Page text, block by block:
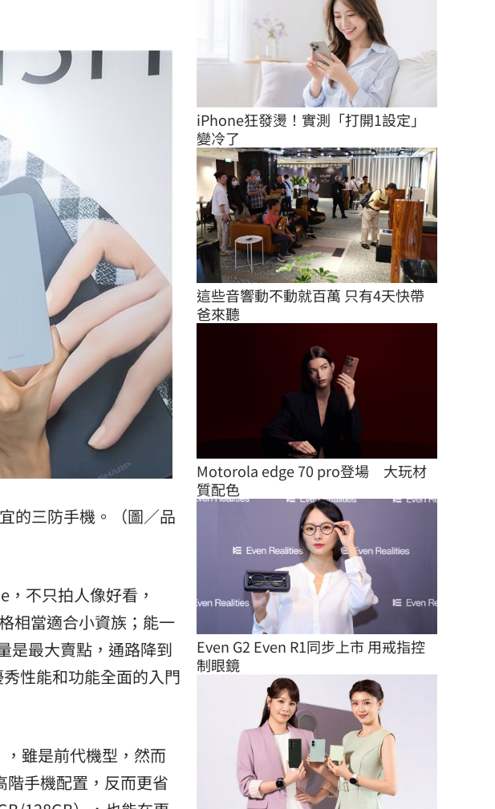
的三防手機。（圖／品
不只拍人像好看，
相當適合小資族；能一
是最大賣點，通路降到
性能和功能全面的入門
雖是前代機型，然而
階手機配置，反而更省
iPhone狂發燙！實測「打開1設定」
變冷了
這些音響動不動就百萬 只有4天快帶
爸來聽
Motorola edge 70 pro登場　大玩材
質配色
Even G2 Even R1同步上市 用戒指控
制眼鏡